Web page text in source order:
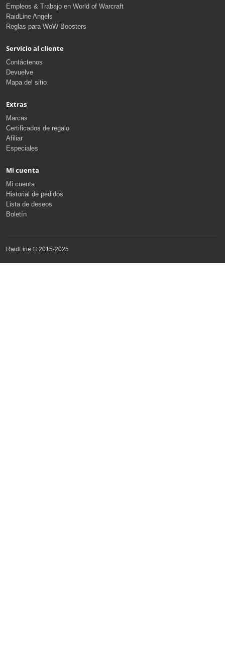
Empleos & Trabajo en World of Warcraft
RaidLine Angels
Reglas para WoW Boosters
Servicio al cliente
Contáctenos
Devuelve
Mapa del sitio
Extras
Marcas
Certificados de regalo
Afiliar
Especiales
Mi cuenta
Mi cuenta
Historial de pedidos
Lista de deseos
Boletín
RaidLine © 2015-2025